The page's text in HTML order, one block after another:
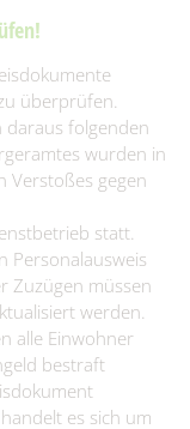
überprüfen.
folgenden
wurden in
Verstoßes gegen
statt.
Personalausweis
Zuzügen müssen
werden.
alle Einwohner
bestraft
es sich um